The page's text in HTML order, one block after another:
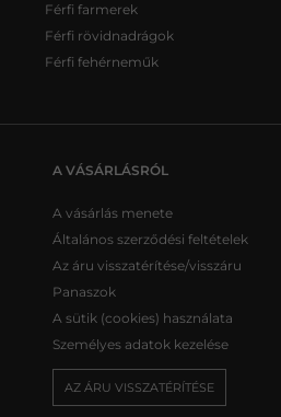
Férfi farmerek
Férfi rövidnadrágok
Férfi fehérneműk
A VÁSÁRLÁSRÓL
A vásárlás menete
Általános szerződési feltételek
Az áru visszatérítése/visszáru
Panaszok
A sütik (cookies) használata
Személyes adatok kezelése
AZ ÁRU VISSZATÉRÍTÉSE